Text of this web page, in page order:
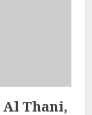
Thani,